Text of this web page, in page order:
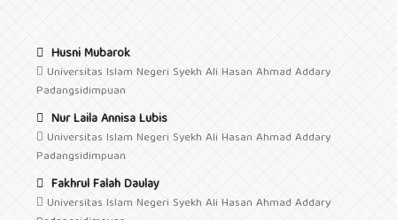
Husni Mubarok
Universitas Islam Negeri Syekh Ali Hasan Ahmad Addary
Padangsidimpuan
Nur Laila Annisa Lubis
Universitas Islam Negeri Syekh Ali Hasan Ahmad Addary
Padangsidimpuan
Fakhrul Falah Daulay
Universitas Islam Negeri Syekh Ali Hasan Ahmad Addary